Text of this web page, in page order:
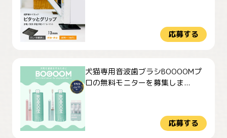
応募する
犬猫専用音波歯ブラシBOOOOMプ
ロの無料モニターを募集しま...
応募する